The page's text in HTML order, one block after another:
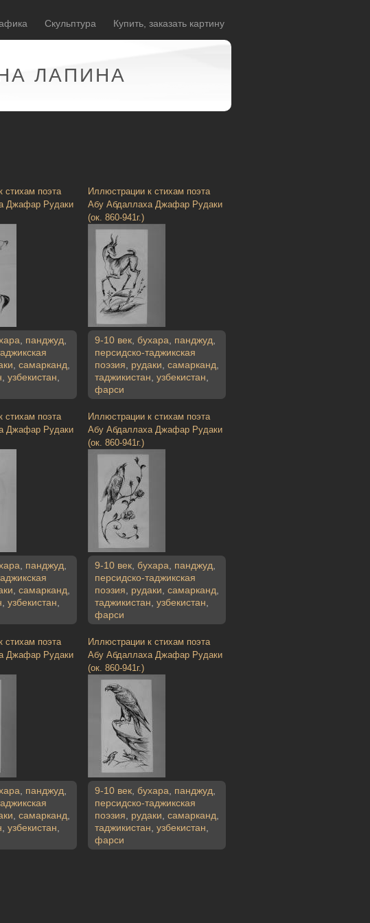
Скульптура Купить, заказать картину
ЛАПИНА
стихам поэта
Джафар Рудаки
панджуд
самарканд
узбекистан
Иллюстрации к стихам поэта
Абу Абдаллаха Джафар Рудаки
(ок. 860-941г.)
9-10 век бухара панджуд
персидско-таджикская
поэзия
рудаки самарканд
таджикистан узбекистан
фарси
стихам поэта
Джафар Рудаки
панджуд
самарканд
узбекистан
Иллюстрации к стихам поэта
Абу Абдаллаха Джафар Рудаки
(ок. 860-941г.)
9-10 век бухара панджуд
персидско-таджикская
поэзия
рудаки самарканд
таджикистан узбекистан
фарси
стихам поэта
Джафар Рудаки
панджуд
самарканд
узбекистан
Иллюстрации к стихам поэта
Абу Абдаллаха Джафар Рудаки
(ок. 860-941г.)
9-10 век бухара панджуд
персидско-таджикская
поэзия
рудаки самарканд
таджикистан узбекистан
фарси